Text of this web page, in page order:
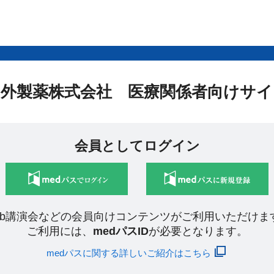
製薬株式会社 医療関係者向けサ
会員としてログイン
講演会などの会員向けコンテンツがご利用いただけま
ご利用には、 medパスIDが必要となります。
medパスに関する詳しいご紹介はこちら